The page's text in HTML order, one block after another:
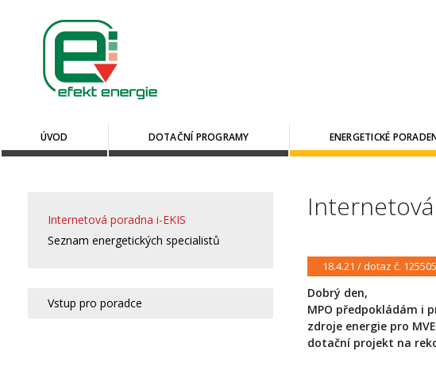
ÚVOD DOTAČNÍ PROGRAMY ENERGETICKÉ
Internetová poradna i-EKIS
Seznam energetických specialistů
Vstup pro poradce
18.4.21 / dotaz č. 125505
Dobrý den,
MPO předpokládám i
zdroje energie pro
dotační projekt na